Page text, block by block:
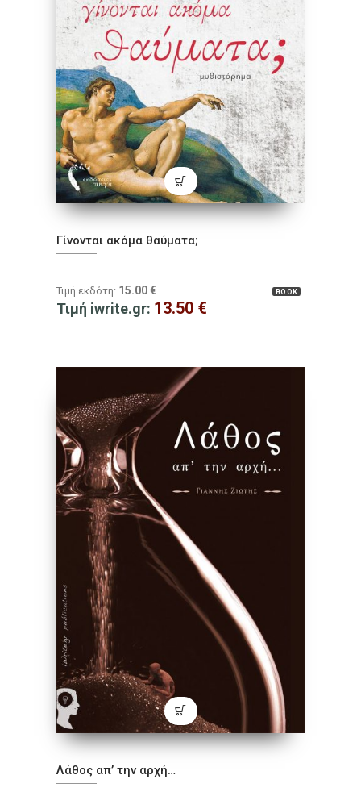
Γίνονται ακόμα θαύματα;
BOOK
Τιμή εκδότη: 15.00 €
Τιμή iwrite.gr: 13.50 €
Λάθος απ’ την αρχή…